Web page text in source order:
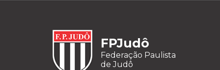
FPJudô
Federação Paulista
de Judô